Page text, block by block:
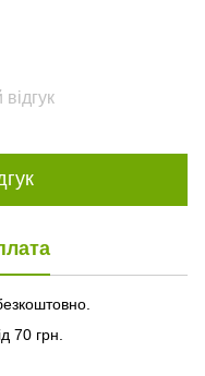
70 грн.